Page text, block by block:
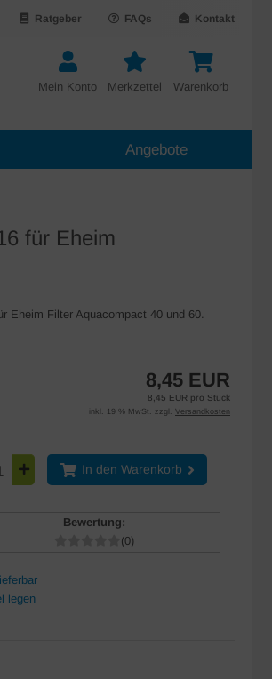
Kontakt
FAQs
Ratgeber
Warenkorb
Merkzettel
Mein Konto
Angebote
für Eheim
Eheim Filter Aquacompact 40 und 60.
8,45 EUR
8,45 EUR pro Stück
inkl. 19 % MwSt. zzgl. Versandkosten
In den Warenkorb
Bewertung:
(0)